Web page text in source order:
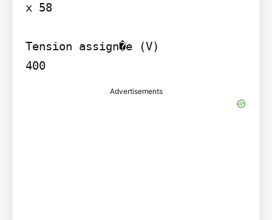
x 58
Tension assign�e (V)
400
Advertisements